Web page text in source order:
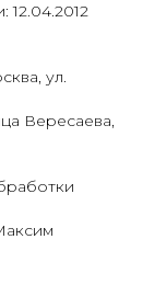
12.04.2012
ул.
Вересаева,